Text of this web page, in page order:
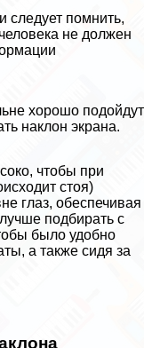
помнить,
не должен
хорошо подойдут
наклон экрана.
чтобы при
стоя)
глаз, обеспечивая
подбирать с
было удобно
а также сидя за